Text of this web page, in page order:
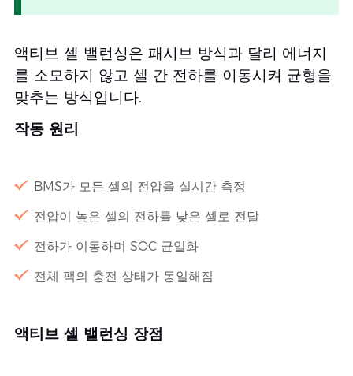
액티브 셀 밸런싱은 패시브 방식과 달리 에너지
를 소모하지 않고 셀 간 전하를 이동시켜 균형을
맞추는 방식입니다.
작동 원리
BMS가 모든 셀의 전압을 실시간 측정
전압이 높은 셀의 전하를 낮은 셀로 전달
전하가 이동하며 SOC 균일화
전체 팩의 충전 상태가 동일해짐
액티브 셀 밸런싱 장점